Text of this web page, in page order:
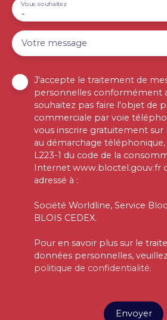
-
Vous souhaitez
Votre message
J'accepte le traitement de
personnelles conformément
souhaitez pas faire l'objet de
commerciale par voie
vous inscrire gratuitement
au démarchage
L223-1 du code de la
Internet www.bloctel.gouv.fr
adressé à :
Société Worldline, Service
BLOIS CEDEX.
Pour en savoir plus sur le
données personnelles,
politique de confidentialité.
Envoyer